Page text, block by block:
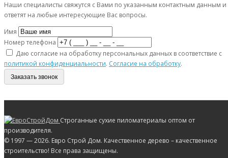
Наши специалисты свяжутся с Вами по указанным контактным данным и
ответят на любые интересующие Вас вопросы.
Имя
Номер телефона
Даю согласие на обработку персональных данных в соответствие с
политикой конфиденциальности. Согласие на обработку.
Заказать звонок
Строганные сухие пиломатериалы оптом от
производителя.
© 1997 — 2026. Евро Строй Дом. Качественное дерево – качественное
строительство! Все права защищены.